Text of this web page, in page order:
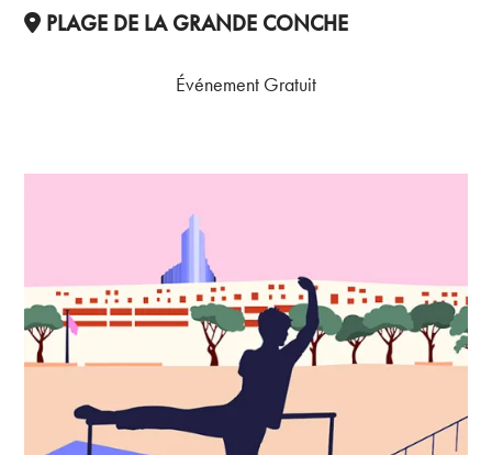
PLAGE DE LA GRANDE CONCHE
Événement Gratuit